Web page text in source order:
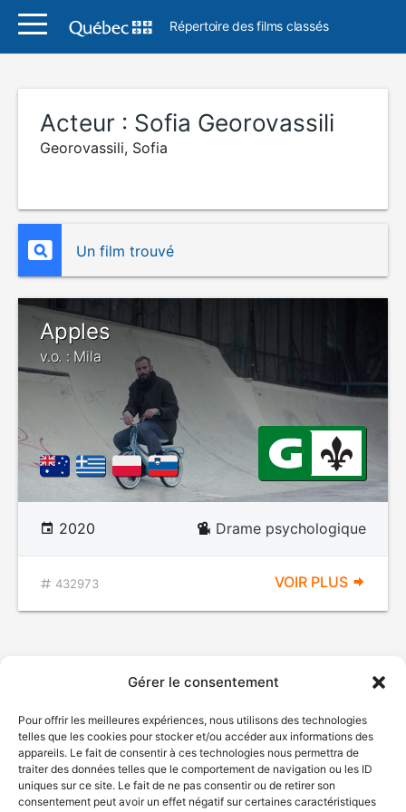
Gérer le consentement
Pour offrir les meilleures expériences, nous utilisons des technologies
telles que les cookies pour stocker et/ou accéder aux informations des
appareils. Le fait de consentir à ces technologies nous permettra de
traiter des données telles que le comportement de navigation ou les ID
uniques sur ce site. Le fait de ne pas consentir ou de retirer son
consentement peut avoir un effet négatif sur certaines caractéristiques
Répertoire des films classés
Acteur : Sofia Georovassili
Georovassili, Sofia
Un film trouvé
Apples
v.o. : Mila
2020 Drame psychologique
432973 VOIR PLUS